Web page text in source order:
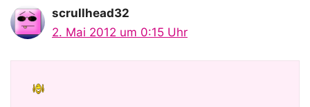
scrullhead32
2. Mai 2012 um 0:15 Uhr